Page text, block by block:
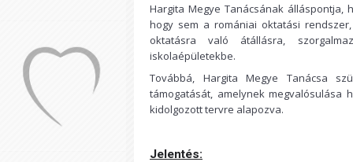
Hargita Megye Tanácsának
hogy sem a romániai oktatási
oktatásra való átállásra,
iskolaépületekbe.
Továbbá, Hargita Megye Tanácsa
támogatását, amelynek megvalósulása
kidolgozott tervre alapozva.
Jelentés: